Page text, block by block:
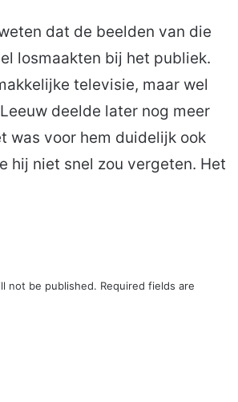
dat de beelden van die
losmaakten bij het publiek.
televisie, maar wel
deelde later nog meer
was voor hem duidelijk ook
hij niet snel zou vergeten. Het
not be published. Required fields are